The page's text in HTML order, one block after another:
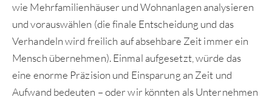
wie Mehrfamilienhäuser und Wohnanlagen analysieren
und vorauswählen (die finale Entscheidung und das
Verhandeln wird freilich auf absehbare Zeit immer ein
Mensch übernehmen). Einmal aufgesetzt, würde das
eine enorme Präzision und Einsparung an Zeit und
Aufwand bedeuten – oder wir könnten als Unternehmen